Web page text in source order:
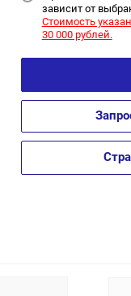
зависит от
Стоимость
30 000 рублей.